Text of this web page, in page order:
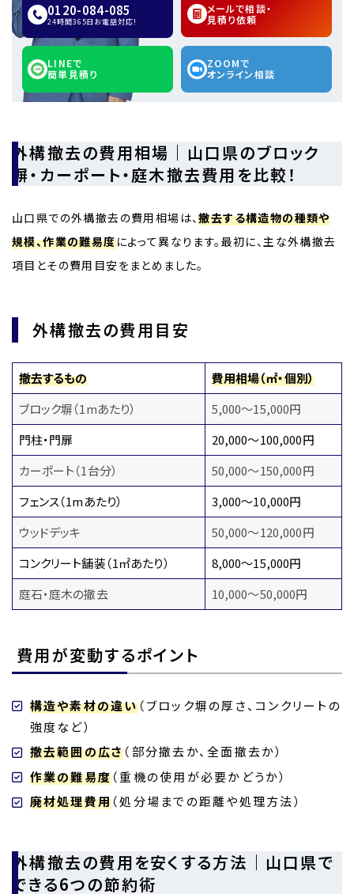
0120-084-085
24時間365日お電話対応!
メールで相談・
見積り依頼
LINEで
簡単見積り
ZOOMで
オンライン相談
外構撤去の費用相場｜山口県のブロック
塀・カーポート・庭木撤去費用を比較！
山口県での外構撤去の費用相場は、撤去する構造物の種類や
規模、作業の難易度によって異なります。最初に、主な外構撤去
項目とその費用目安をまとめました。
外構撤去の費用目安
撤去するもの
費用相場（㎡・個別）
ブロック塀（1mあたり）
5,000～15,000円
門柱・門扉
20,000～100,000円
カーポート（1台分）
50,000～150,000円
フェンス（1mあたり）
3,000～10,000円
ウッドデッキ
50,000～120,000円
コンクリート舗装（1㎡あたり）
8,000～15,000円
庭石・庭木の撤去
10,000～50,000円
費用が変動するポイント
構造や素材の違い（ブロック塀の厚さ、コンクリートの
強度など）
撤去範囲の広さ（部分撤去か、全面撤去か）
作業の難易度（重機の使用が必要かどうか）
廃材処理費用（処分場までの距離や処理方法）
外構撤去の費用を安くする方法｜山口県で
できる6つの節約術